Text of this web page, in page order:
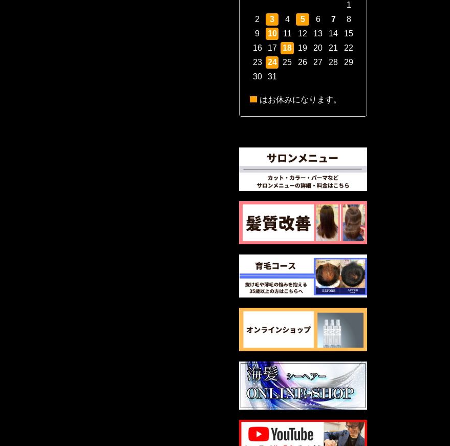
1
2
3 4 5 6 7
8
9
10 11 12 13 14
15
16
17 18 19 20 21
22
23
24 25 26 27 28
29
30
31
はお休みになります。